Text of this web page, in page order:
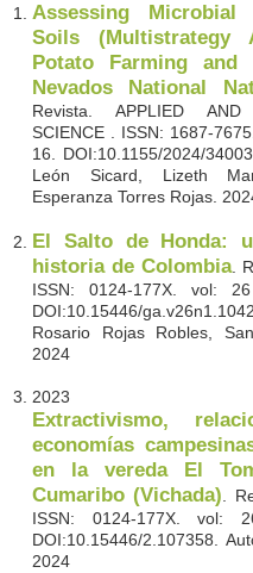
Assessing
Soils (Multistrategy
Potato Farming and
Nevados National
Revista. APPLIED AND
SCIENCE . ISSN: 1687-
16. DOI:10.1155/2024/
León Sicard, Lizeth
Esperanza Torres Rojas.
El Salto de Honda:
historia de Colombia.
ISSN: 0124-177X. vol:
DOI:10.15446/
Rosario Rojas Robles,
2024
2023
Extractivismo,
economías
en la vereda El
Cumaribo (Vichada) .
ISSN: 0124-177X.
DOI:10.15446/2.107358.
2024